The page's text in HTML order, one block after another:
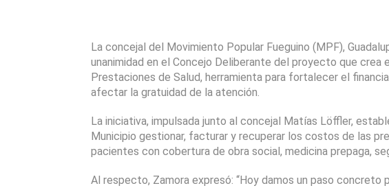
La concejal del Movimiento Popular Fueguino (MPF),
unanimidad en el Concejo Deliberante del proyecto que crea
Prestaciones de Salud, herramienta para fortalecer el
afectar la gratuidad de la atención.
La iniciativa, impulsada junto al concejal Matías Löffler,
Municipio gestionar, facturar y recuperar los costos de las
pacientes con cobertura de obra social, medicina prepaga,
Al respecto, Zamora expresó: “Hoy damos un paso concreto